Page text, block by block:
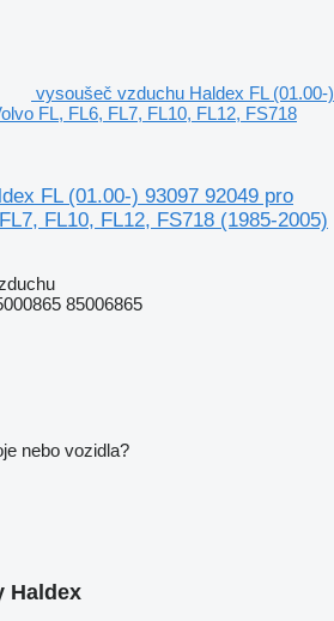
vysoušeč vzduchu Haldex FL (01.00-)
FL, FL6, FL7, FL10, FL12, FS718
FL (01.00-) 93097 92049 pro
FL10, FL12, FS718 (1985-2005)
85006865
nebo vozidla?
Haldex